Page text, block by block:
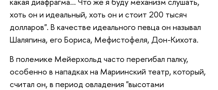
хоть он и идеальный, хоть он и стоит 200 тысяч
долларов". В качестве идеального певца он называл
Шаляпина, его Бориса, Мефистофеля, Дон-Кихота.
В полемике Мейерхольд часто перегибал палку,
особенно в нападках на Мариинский театр, который,
считал он, в период овладения "высотами